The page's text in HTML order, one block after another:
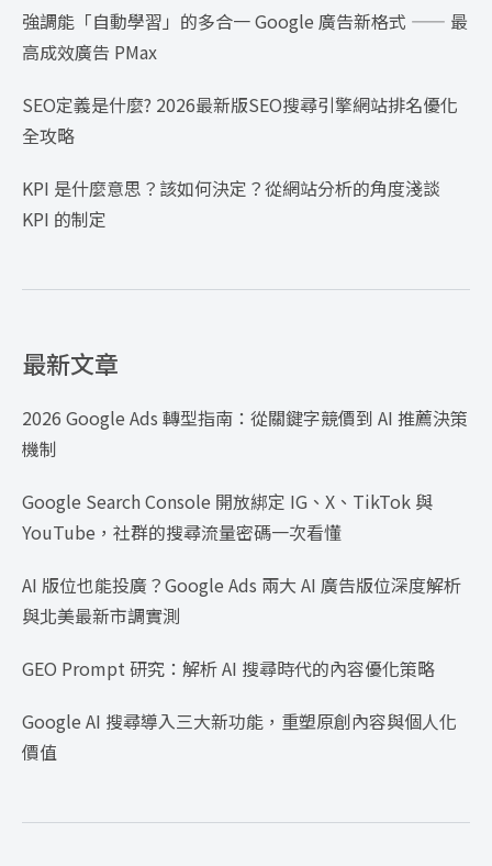
強調能「自動學習」的多合一 Google 廣告新格式 —— 最
高成效廣告 PMax
SEO定義是什麼? 2026最新版SEO搜尋引擎網站排名優化
全攻略
KPI 是什麼意思？該如何決定？從網站分析的角度淺談
KPI 的制定
最新文章
2026 Google Ads 轉型指南：從關鍵字競價到 AI 推薦決策
機制
Google Search Console 開放綁定 IG、X、TikTok 與
YouTube，社群的搜尋流量密碼一次看懂
AI 版位也能投廣？Google Ads 兩大 AI 廣告版位深度解析
與北美最新市調實測
GEO Prompt 研究：解析 AI 搜尋時代的內容優化策略
Google AI 搜尋導入三大新功能，重塑原創內容與個人化
價值